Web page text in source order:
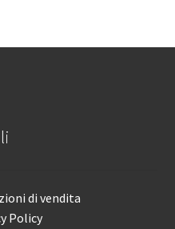
di vendita
Policy